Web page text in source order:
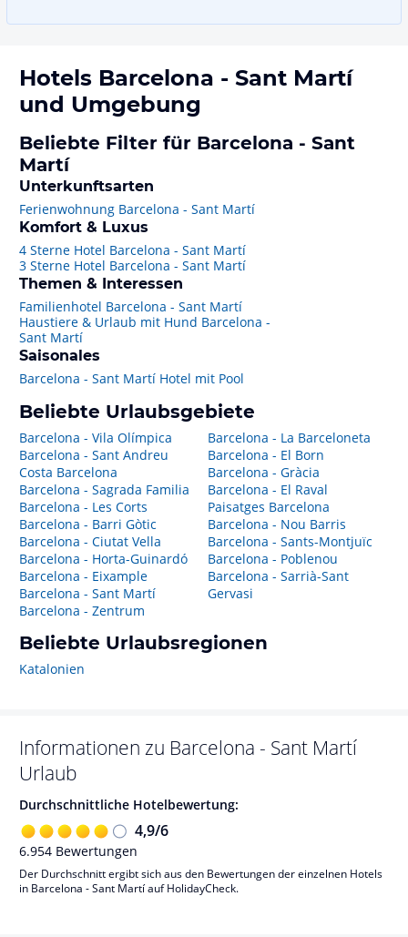
Hotels Barcelona - Sant Martí
und Umgebung
Beliebte Filter für Barcelona - Sant
Martí
Unterkunftsarten
Ferienwohnung Barcelona - Sant Martí
Komfort & Luxus
4 Sterne Hotel Barcelona - Sant Martí
3 Sterne Hotel Barcelona - Sant Martí
Themen & Interessen
Familienhotel Barcelona - Sant Martí
Haustiere & Urlaub mit Hund Barcelona -
Sant Martí
Saisonales
Barcelona - Sant Martí Hotel mit Pool
Beliebte Urlaubsgebiete
Barcelona - Vila Olímpica
Barcelona - Sant Andreu
Costa Barcelona
Barcelona - Sagrada Familia
Barcelona - Les Corts
Barcelona - Barri Gòtic
Barcelona - Ciutat Vella
Barcelona - Horta-Guinardó
Barcelona - Eixample
Barcelona - Sant Martí
Barcelona - Zentrum
Barcelona - La Barceloneta
Barcelona - El Born
Barcelona - Gràcia
Barcelona - El Raval
Paisatges Barcelona
Barcelona - Nou Barris
Barcelona - Sants-Montjuïc
Barcelona - Poblenou
Barcelona - Sarrià-Sant
Gervasi
Beliebte Urlaubsregionen
Katalonien
Informationen zu Barcelona - Sant Martí
Urlaub
Durchschnittliche Hotelbewertung:
4,9/6
6.954 Bewertungen
Der Durchschnitt ergibt sich aus den Bewertungen der einzelnen Hotels
in Barcelona - Sant Martí auf HolidayCheck.